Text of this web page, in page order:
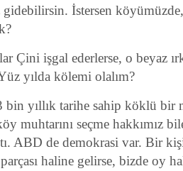
İstersen
Çini işgal ederlerse, o beyaz
yılda kölemi olalım?
yıllık tarihe sahip köklü bir
muhtarını seçme hakkımız
ABD de demokrasi var. Bir
haline gelirse, bizde oy